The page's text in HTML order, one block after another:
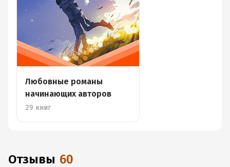
Любовные романы
начинающих авторов
29 книг
Отзывы 60